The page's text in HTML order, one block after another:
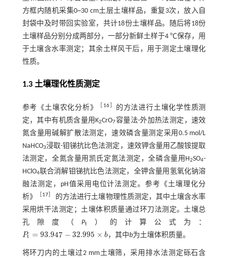
方框内随机采集0~30 cm土层土壤样品，重复3次，放入自
封袋中及时带回实验室，共计18份土壤样品。随后将18份
土壤样品分别分成两部分，一部分新鲜土样于4 ℃保存，用
于土壤含水率测定；其余土样风干后，用于测定土壤理化
性质。
1.3 土壤理化性质测定
参考《土壤农化分析》 16
的方法进行土壤化学性质测
定，其中有机质含量用K2CrO7容量法-外加热法测定，速效
氮含量用碱解扩散法测定，速效磷含量测定采用0.5 mol/L
NaHCO3浸取-钼锑抗比色法测定，速效钾含量用乙酸铵提取
法测定，全氮含量用凯氏定氮法测定，全磷含量用H2SO4-
HClO4联合消解钼锑抗比色法测定，全钾含量用氢氧化钠溶
融法测定，pH值采用电位计法测定。参考《土壤理化分
析》
17］
的方法进行土壤物理性质测定，其中土壤含水率
采用烘干法测定；土壤体积质量通过环刀法测定。土壤总
孔隙度（Pt ）的计算公式为：
Pt = 93.947 − 32.995 × b
Pt= 93.947-32.995×b ，其中b为土壤体积质量。
将环刀内的土壤过2 mm土壤筛，采用排水法测定砾石含